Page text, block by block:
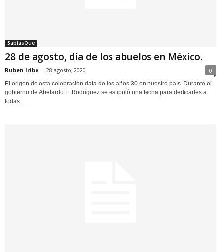
SabiasQue
28 de agosto, día de los abuelos en México.
Ruben Iribe - 28 agosto, 2020 0
El origen de esta celebración data de los años 30 en nuestro país. Durante el
gobierno de Abelardo L. Rodríguez se estipuló una fecha para dedicarles a
todas...